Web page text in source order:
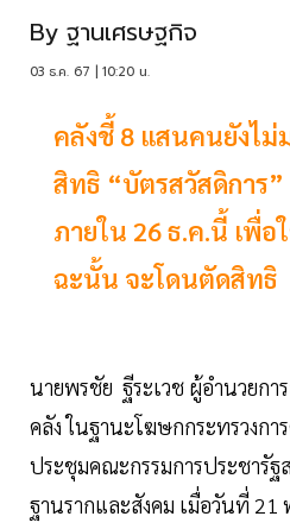
By ฐานเศรษฐกิจ
03 ธ.ค. 67 | 10:20 น.
คลังชี้ 8 แสนคนยังไ
สิทธิ “บัตรสวัสดิการ”
ภายใน 26 ธ.ค.นี้ เพื่
ฉะนั้น จะโดนตัดสิทธิ
นายพรชัย ฐีระเวช ผู้อำนวยกา
คลัง ในฐานะโฆษกกระทรวงกา
ประชุมคณะกรรมการประชารัฐ
ฐานรากและสังคม เมื่อวันที่ 21